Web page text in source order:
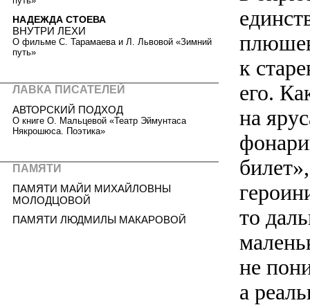
к
его.
на
то
не
а
НАДЕЖДА СТОЕВА
ВНУТРИ ЛЕХИ
О фильме С. Тарамаева и Л. Львовой «Зимний
путь»
ЛАВКА ПИСАТЕЛЕЙ
АВТОРСКИЙ ПОДХОД
О книге О. Мальцевой «Театр Эймунтаса
Някрошюса. Поэтика»
ПАМЯТИ
ПАМЯТИ МАЙИ МИХАЙЛОВНЫ
МОЛОДЦОВОЙ
ПАМЯТИ ЛЮДМИЛЫ МАКАРОВОЙ